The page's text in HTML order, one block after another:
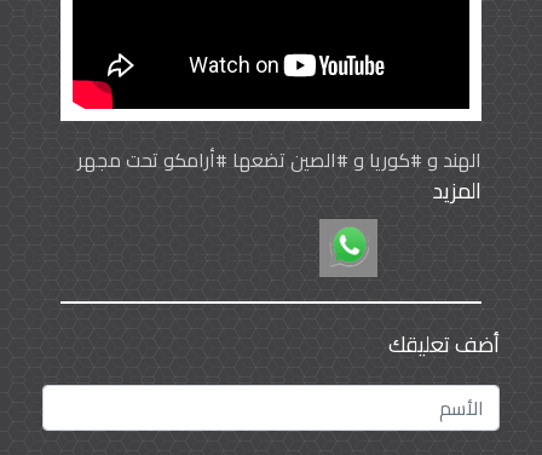
الهند و #كوريا و #الصين تضعها #أرامكو تحت مجهر
استثماراتها - #اقتصاد #الرياض_اليوم
المزيد
أضف تعليقك